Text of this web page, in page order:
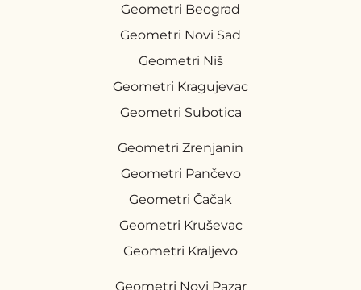
Geometri Beograd
Geometri Novi Sad
Geometri Niš
Geometri Kragujevac
Geometri Subotica
Geometri Zrenjanin
Geometri Pančevo
Geometri Čačak
Geometri Kruševac
Geometri Kraljevo
Geometri Novi Pazar